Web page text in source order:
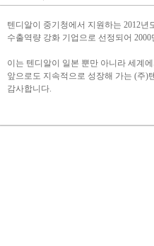
텐디알이 중기청에서 지원하는 2012
수출역량 강화 기업으로 선정되어
이는 텐디알이 일본 뿐만 아니라 세계
앞으로도 지속적으로 성장해 가는 (주)
감사합니다.